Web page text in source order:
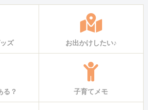
ズ お出かけしたい♪
る？ 子育てメモ